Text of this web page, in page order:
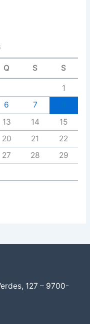
Q S S
1
6 7
13 14
15
20 21
22
27 28
29
127 – 9700-